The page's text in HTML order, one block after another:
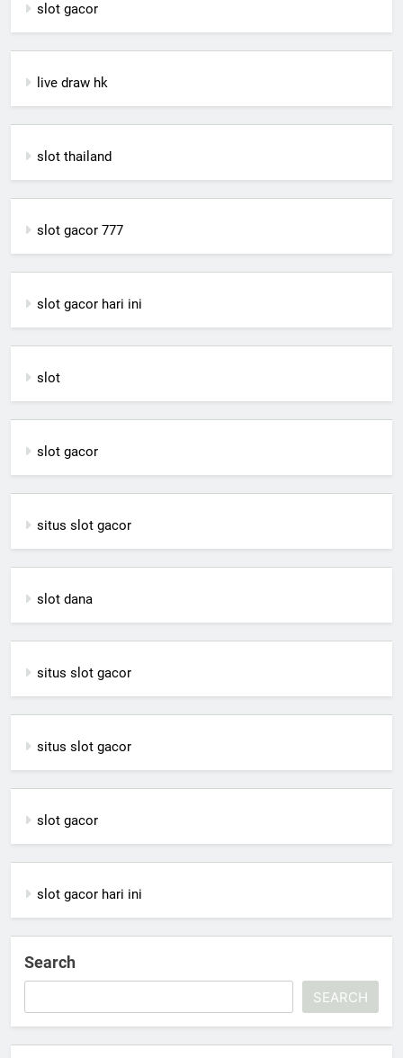
slot gacor
live draw hk
slot thailand
slot gacor 777
slot gacor hari ini
slot
slot gacor
situs slot gacor
slot dana
situs slot gacor
situs slot gacor
slot gacor
slot gacor hari ini
Search
SEARCH